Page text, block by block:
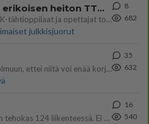
Ernest Lawson täräytti erikoisen heiton TTK-lehdistötilaisuudessa: " Onko tässä tarkoituksena...?"
Ernest Lawson esitteli uudet TTK-tähtioppilaat ja opettajat torstaina 6.8. lehdistölle. Tulevalla kaudella on yksi hausk
julkkisjuorut
8
682
Välimme menivät niin pahasti solmuun, ettei niitä voi enää korjata. On aika jatkaa elämässä eteenpäin. Toivon sulle kaik
35
632
Oli tänään hyrskällä melekoosen tehokas 124 liikenteessä. Ei paljon vastamäki haitannu....
16
540